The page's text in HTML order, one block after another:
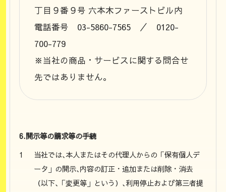
丁目９番９号 六本木ファーストビル内
電話番号 03-5860-7565 ／ 0120-
700-779
※当社の商品・サービスに関する問合せ
先ではありません。
6.開示等の請求等の手続
当社では､本人またはその代理人からの「保有個人デ
ータ」の開示､内容の訂正・追加または削除・消去
（以下､「変更等」という）､利用停止および第三者提